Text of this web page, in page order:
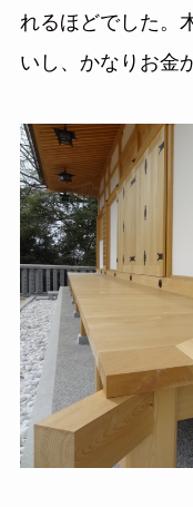
れるほどでした。
いし、かなりお金